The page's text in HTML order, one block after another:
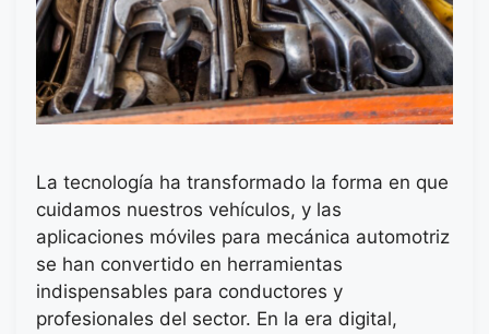
La tecnología ha transformado la forma en que
cuidamos nuestros vehículos, y las
aplicaciones móviles para mecánica automotriz
se han convertido en herramientas
indispensables para conductores y
profesionales del sector. En la era digital,